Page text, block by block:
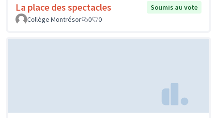
La place des spectacles
Soumis au vote
Collège Montrésor
0 0